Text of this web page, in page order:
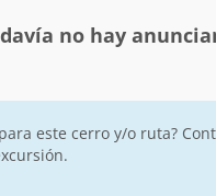
no hay
este cerro y/o ruta?